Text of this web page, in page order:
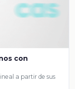
con
a partir de sus